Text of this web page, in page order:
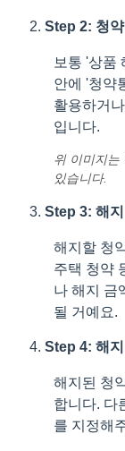
Step 2: 청약
보통 '상품
안에 '청약
활용하거
입니다.
위 이미지는
있습니다.
Step 3: 해
해지할 청
주택 청약
나 해지 금
될 거예요.
Step 4: 해
해지된 청
합니다. 다
를 지정해